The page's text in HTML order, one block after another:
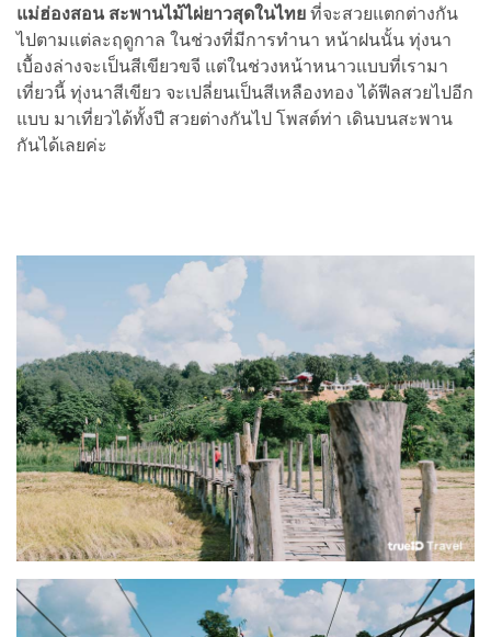
แม่ฮ่องสอน สะพานไม้ไผ่ยาวสุดในไทย ที่จะสวยแตกต่างกัน
ไปตามแต่ละฤดูกาล ในช่วงที่มีการทำนา หน้าฝนนั้น ทุ่งนา
เบื้องล่างจะเป็นสีเขียวขจี แต่ในช่วงหน้าหนาวแบบที่เรามา
เที่ยวนี้ ทุ่งนาสีเขียว จะเปลี่ยนเป็นสีเหลืองทอง ได้ฟีลสวยไปอีก
แบบ มาเที่ยวได้ทั้งปี สวยต่างกันไป โพสต์ท่า เดินบนสะพาน
กันได้เลยค่ะ